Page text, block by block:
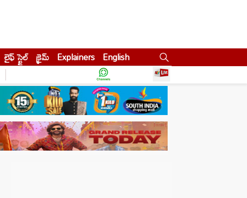
లైఫ్ స్టైల్ క్రైమ్ Explainers English